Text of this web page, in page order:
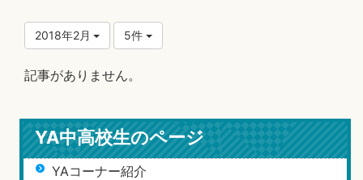
2018年2月 5件
記事がありません。
YA中高校生のページ
YAコーナー紹介